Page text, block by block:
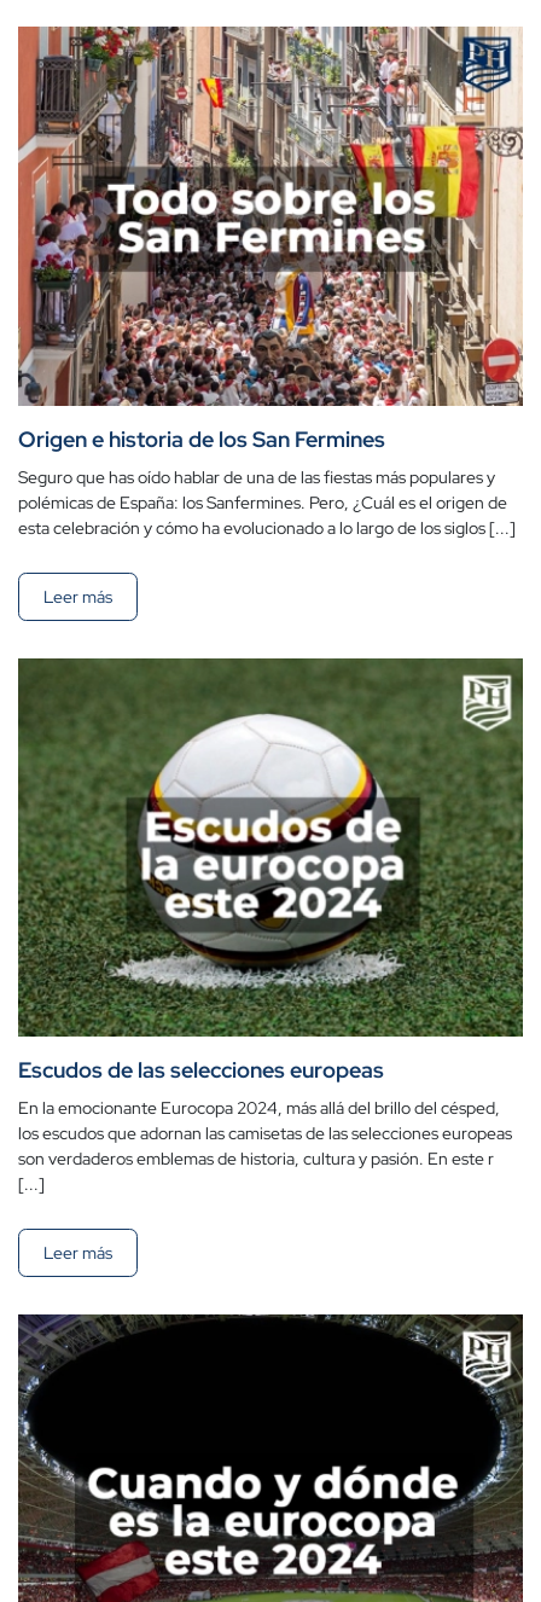
Origen e historia de los San Fermines
Seguro que has oído hablar de una de las fiestas más populares y
polémicas de España: los Sanfermines. Pero, ¿Cuál es el origen de
esta celebración y cómo ha evolucionado a lo largo de los siglos [...]
Leer más
Escudos de las selecciones europeas
En la emocionante Eurocopa 2024, más allá del brillo del césped,
los escudos que adornan las camisetas de las selecciones europeas
son verdaderos emblemas de historia, cultura y pasión. En este r
[...]
Leer más